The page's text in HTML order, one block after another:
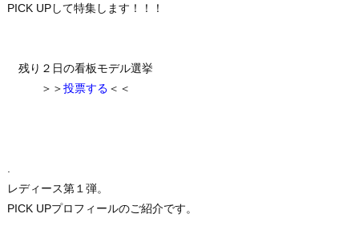
PICK UPして特集します！！！
残り２日の看板モデル選挙
＞＞投票する ＜＜
.
レディース第１弾。
PICK UPプロフィールのご紹介です。